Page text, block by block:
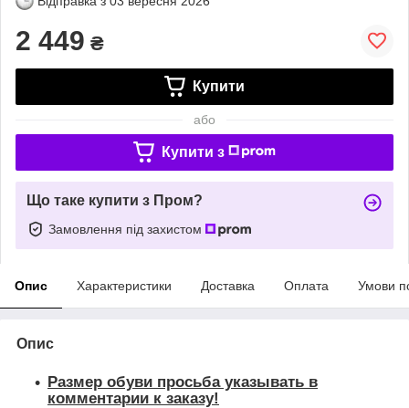
2 449 ₴
Купити
або
Купити з
Що таке купити з Пром?
Замовлення під захистом
Опис Характеристики Доставка Оплата Умови
Опис
Размер обуви просьба указывать в
комментарии к заказу!